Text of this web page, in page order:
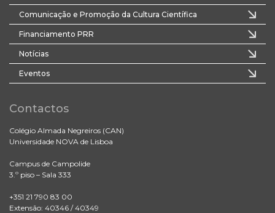
Comunicação e Promoção da Cultura Científica
Financiamento PRR
Notícias
Eventos
Contactos
Colégio Almada Negreiros (CAN)
Universidade NOVA de Lisboa
Campus de Campolide
3.º piso – Sala 333
+351 21 790 83 00
Extensão: 40346 / 40349